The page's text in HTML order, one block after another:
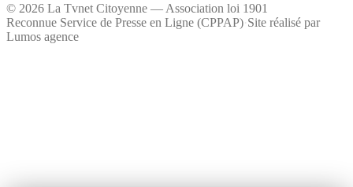
© 2026 La Tvnet Citoyenne — Association loi 1901
Reconnue Service de Presse en Ligne (CPPAP)·Site réalisé par
Lumos agence